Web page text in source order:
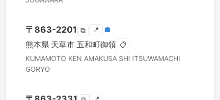
〒 863-2201 ⧉ 📍 🏣
熊本県 天草市 五和町御領 📋
KUMAMOTO KEN AMAKUSA SHI ITSUWAMACHI
GORYO